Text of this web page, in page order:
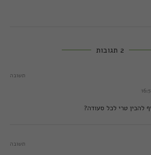
2 תגובות
להכין טרי לכל סעודה?
תשובה
תשובה